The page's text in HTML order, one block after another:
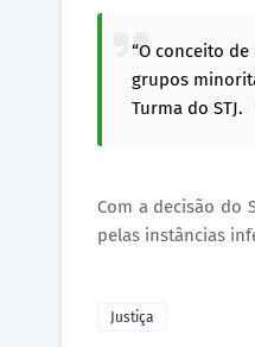
“O conceito
grupos
Turma do STJ.
Com a decisão do
pelas instâncias
Justiça